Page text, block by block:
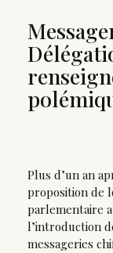
Plus d’un an
proposition de
parlementaire
l’introduction
messageries